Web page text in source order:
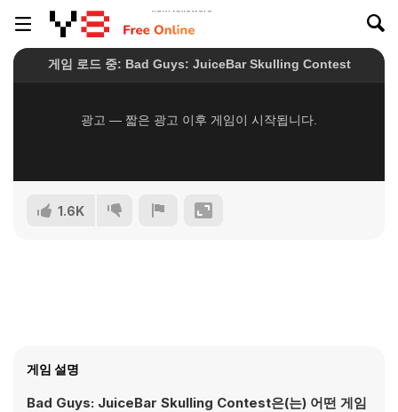
1.6K
게임 설명
Bad Guys: JuiceBar Skulling Contest은(는) 어떤 게임